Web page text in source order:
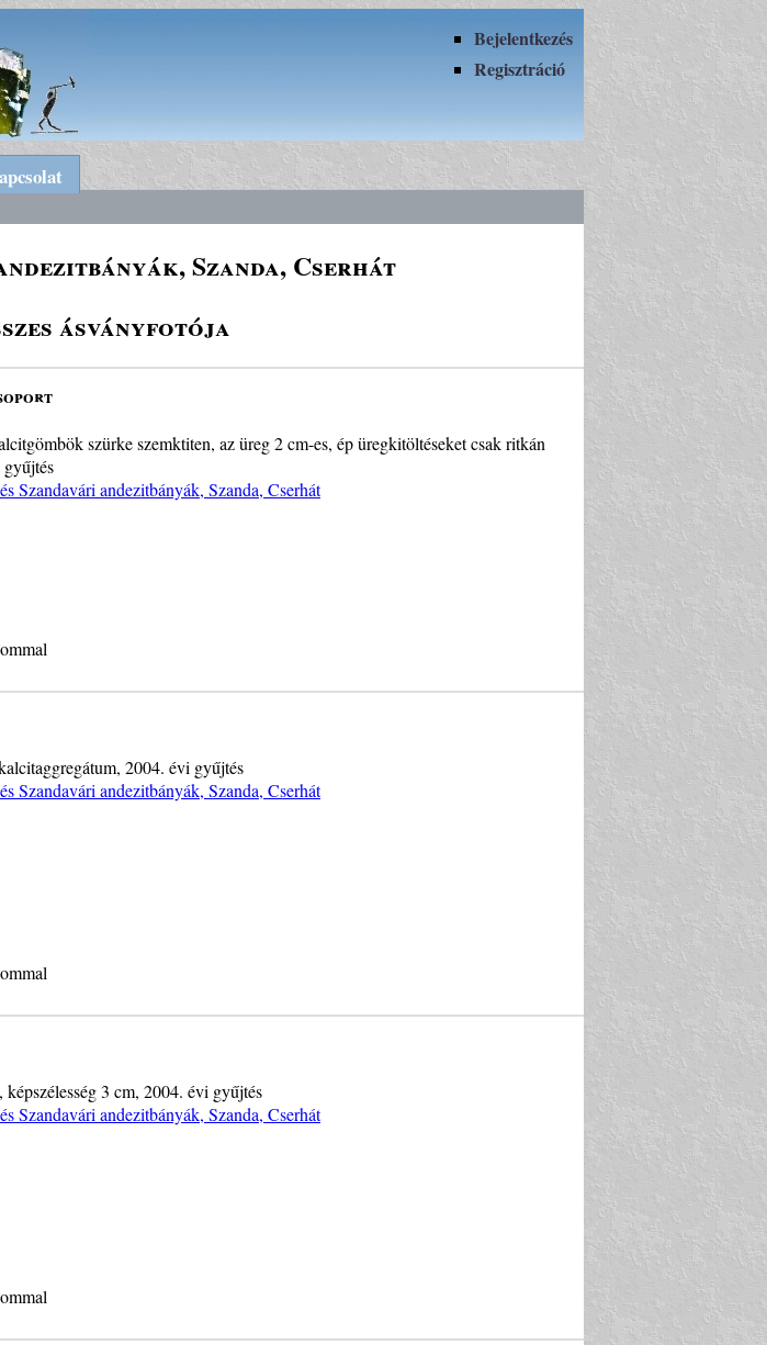
Bejelentkezés
Regisztráció
Szanda, Cserhát
ásványfotója
szürke szemktiten, az üreg 2 cm-es, ép üregkitöltéseket csak ritkán
Szandavári andezitbányák, Szanda, Cserhát
2004. évi gyűjtés
Szandavári andezitbányák, Szanda, Cserhát
3 cm, 2004. évi gyűjtés
Szandavári andezitbányák, Szanda, Cserhát